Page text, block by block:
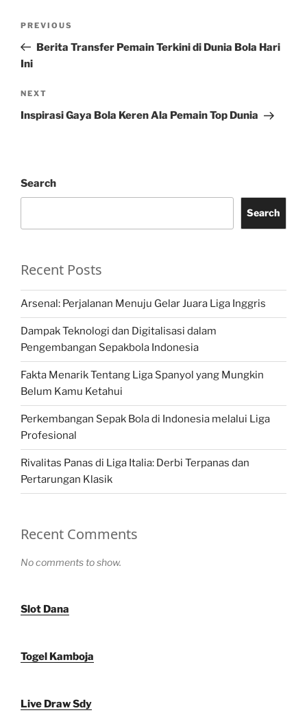
Previous
Post
PREVIOUS
Berita Transfer Pemain Terkini di Dunia Bola Hari
Ini
Next
Post
NEXT
Inspirasi Gaya Bola Keren Ala Pemain Top Dunia
Search
Search
Recent Posts
Arsenal: Perjalanan Menuju Gelar Juara Liga Inggris
Dampak Teknologi dan Digitalisasi dalam
Pengembangan Sepakbola Indonesia
Fakta Menarik Tentang Liga Spanyol yang Mungkin
Belum Kamu Ketahui
Perkembangan Sepak Bola di Indonesia melalui Liga
Profesional
Rivalitas Panas di Liga Italia: Derbi Terpanas dan
Pertarungan Klasik
Recent Comments
No comments to show.
Slot Dana
Togel Kamboja
Live Draw Sdy